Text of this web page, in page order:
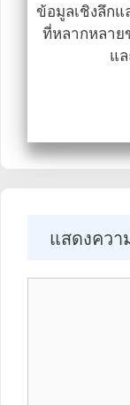
ข้อมูลเชิงลึกแ
ที่หลากหลาย
แ
แสดงควา